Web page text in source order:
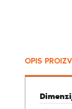
OPIS